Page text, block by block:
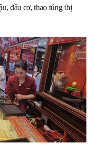
đầu cơ, thao túng thị